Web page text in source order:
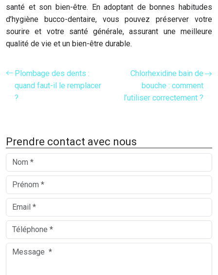
santé et son bien-être. En adoptant de bonnes habitudes
d’hygiène bucco-dentaire, vous pouvez préserver votre
sourire et votre santé générale, assurant une meilleure
qualité de vie et un bien-être durable.
Plombage des dents :
quand faut-il le remplacer
?
Chlorhexidine bain de
bouche : comment
l’utiliser correctement ?
Prendre contact avec nous